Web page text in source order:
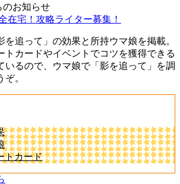
のお知らせ
在宅！攻略ライター募集！
を追って」の効果と所持ウマ娘を掲載。
トカードやイベントでコツを獲得できる
いるので、ウマ娘で「影を追って」を調
。
トカード